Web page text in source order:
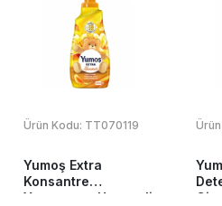
Ürün Kodu: TT070119
Yumoş Extra
Konsantre
Yumuşatıcı Hanımeli